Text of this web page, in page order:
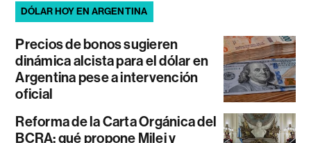
DÓLAR HOY EN ARGENTINA
Precios de bonos sugieren
dinámica alcista para el dólar en
Argentina pese a intervención
oficial
Reforma de la Carta Orgánica del
BCRA: qué propone Milei y